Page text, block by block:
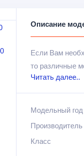
Описание
Если Вам
то различные
техническим
Читать далее..
Модельный год
Производитель
Класс